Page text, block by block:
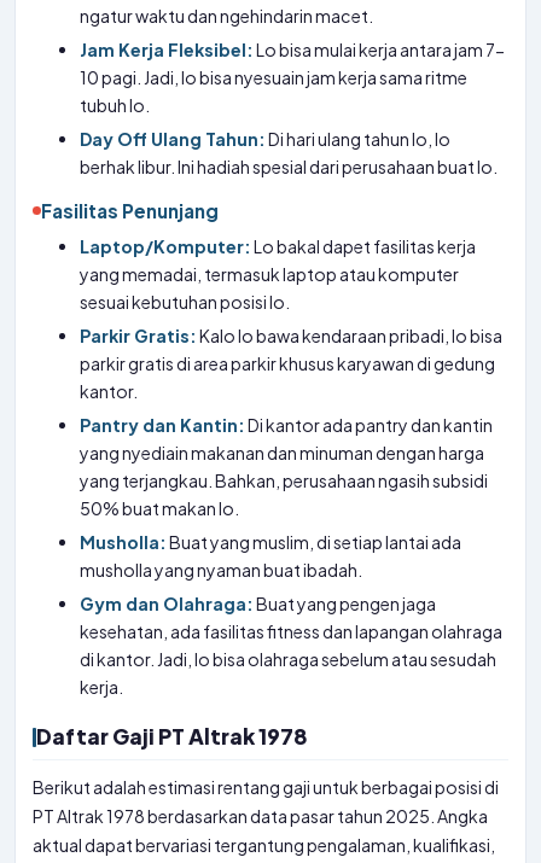
ngatur waktu dan ngehindarin macet.
Jam Kerja Fleksibel: Lo bisa mulai kerja antara jam 7-
10 pagi. Jadi, lo bisa nyesuain jam kerja sama ritme
tubuh lo.
Day Off Ulang Tahun: Di hari ulang tahun lo, lo
berhak libur. Ini hadiah spesial dari perusahaan buat lo.
Fasilitas Penunjang
Laptop/Komputer: Lo bakal dapet fasilitas kerja
yang memadai, termasuk laptop atau komputer
sesuai kebutuhan posisi lo.
Parkir Gratis: Kalo lo bawa kendaraan pribadi, lo bisa
parkir gratis di area parkir khusus karyawan di gedung
kantor.
Pantry dan Kantin: Di kantor ada pantry dan kantin
yang nyediain makanan dan minuman dengan harga
yang terjangkau. Bahkan, perusahaan ngasih subsidi
50% buat makan lo.
Musholla: Buat yang muslim, di setiap lantai ada
musholla yang nyaman buat ibadah.
Gym dan Olahraga: Buat yang pengen jaga
kesehatan, ada fasilitas fitness dan lapangan olahraga
di kantor. Jadi, lo bisa olahraga sebelum atau sesudah
kerja.
Daftar Gaji PT Altrak 1978
Berikut adalah estimasi rentang gaji untuk berbagai posisi di
PT Altrak 1978 berdasarkan data pasar tahun 2025. Angka
aktual dapat bervariasi tergantung pengalaman, kualifikasi,